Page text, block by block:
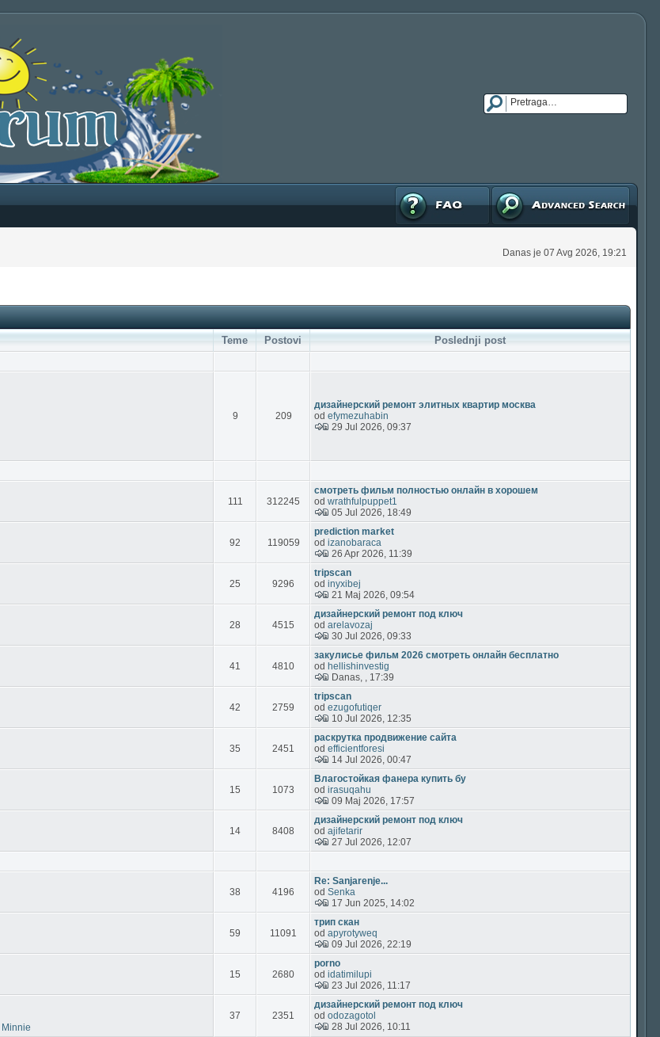
Napredna pretraga
FAQ
Danas je 07 Avg 2026, 19:21
Teme Postovi
Poslednji post
9 209
дизайнерский ремонт элитных квартир москва
od efymezuhabin
29 Jul 2026, 09:37
111 312245
смотреть фильм полностью онлайн в хорошем
od wrathfulpuppet1
05 Jul 2026, 18:49
92 119059
prediction market
od izanobaraca
26 Apr 2026, 11:39
25 9296
tripscan
od inyxibej
21 Maj 2026, 09:54
28 4515
дизайнерский ремонт под ключ
od arelavozaj
30 Jul 2026, 09:33
41 4810
закулисье фильм 2026 смотреть онлайн бесплатно
od hellishinvestig
Danas, , 17:39
42 2759
tripscan
od ezugofutiqer
10 Jul 2026, 12:35
35 2451
раскрутка продвижение сайта
od efficientforesi
14 Jul 2026, 00:47
15 1073
Влагостойкая фанера купить бу
od irasuqahu
09 Maj 2026, 17:57
14 8408
дизайнерский ремонт под ключ
od ajifetarir
27 Jul 2026, 12:07
38 4196
Re: Sanjarenje...
od Senka
17 Jun 2025, 14:02
59 11091
трип скан
od apyrotyweq
09 Jul 2026, 22:19
15 2680
porno
od idatimilupi
23 Jul 2026, 11:17
Minnie
37 2351
дизайнерский ремонт под ключ
od odozagotol
28 Jul 2026, 10:11